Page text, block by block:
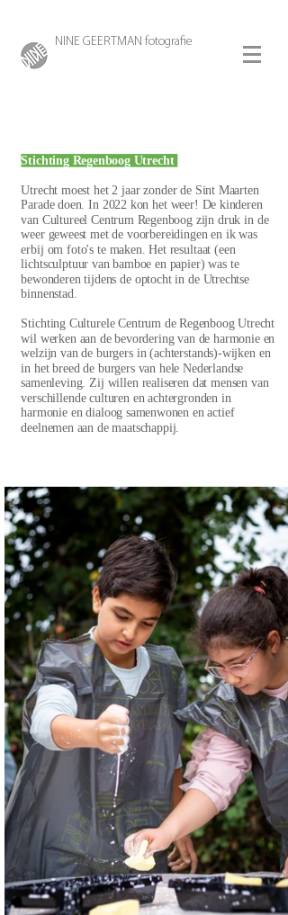
NINE GEERTMAN fotografie
Stichting Regenboog Utrecht
Utrecht moest het 2 jaar zonder de Sint Maarten
Parade doen. In 2022 kon het weer! De kinderen
van Cultureel Centrum Regenboog zijn druk in de
weer geweest met de voorbereidingen en ik was
erbij om foto's te maken. Het resultaat (een
lichtsculptuur van bamboe en papier) was te
bewonderen tijdens de optocht in de Utrechtse
binnenstad.
Stichting Culturele Centrum de Regenboog Utrecht
wil werken aan de bevordering van de harmonie en
welzijn van de burgers in (achterstands)-wijken en
in het breed de burgers van hele Nederlandse
samenleving. Zij willen realiseren dat mensen van
verschillende culturen en achtergronden in
harmonie en dialoog samenwonen en actief
deelnemen aan de maatschappij.